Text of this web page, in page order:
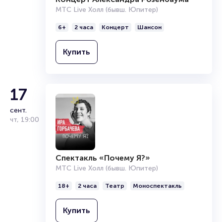
МТС Live Холл (бывш. Юпитер)
6+ 2 часа Концерт Шансон
Купить
17
сент.
чт, 19:00
Спектакль «Почему Я?»
МТС Live Холл (бывш. Юпитер)
18+ 2 часа Театр Моноспектакль
Купить